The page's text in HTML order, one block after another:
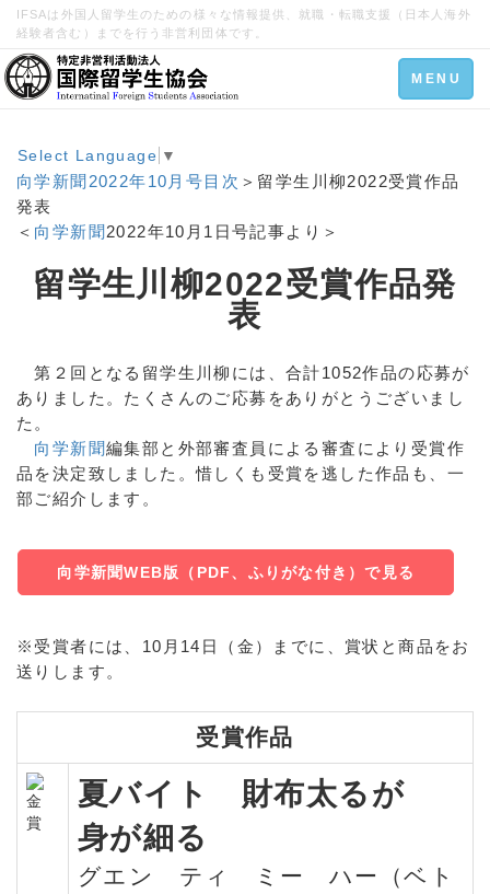
IFSAは外国人留学生のための様々な情報提供、就職・転職支援（日本人海外
経験者含む）までを行う非営利団体です。
Toggle
navigation
MENU
Select Language ▼
向学新聞2022年10月号目次 ＞留学生川柳2022受賞作品
発表
＜ 向学新聞2022年10月1日号記事より＞
留学生川柳2022受賞作品発
表
第２回となる留学生川柳には、合計1052作品の応募が
ありました。たくさんのご応募をありがとうございまし
た。
向学新聞編集部と外部審査員による審査により受賞作
品を決定致しました。惜しくも受賞を逃した作品も、一
部ご紹介します。
向学新聞WEB版（PDF、ふりがな付き）で見る
※受賞者には、10月14日（金）までに、賞状と商品をお
送りします。
受賞作品
夏バイト 財布太るが
身が細る
グエン ティ ミー ハー（ベト